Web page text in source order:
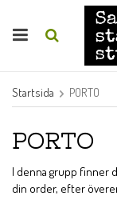
Startsida PORTO
PORTO
I denna grupp finner
din order, efter